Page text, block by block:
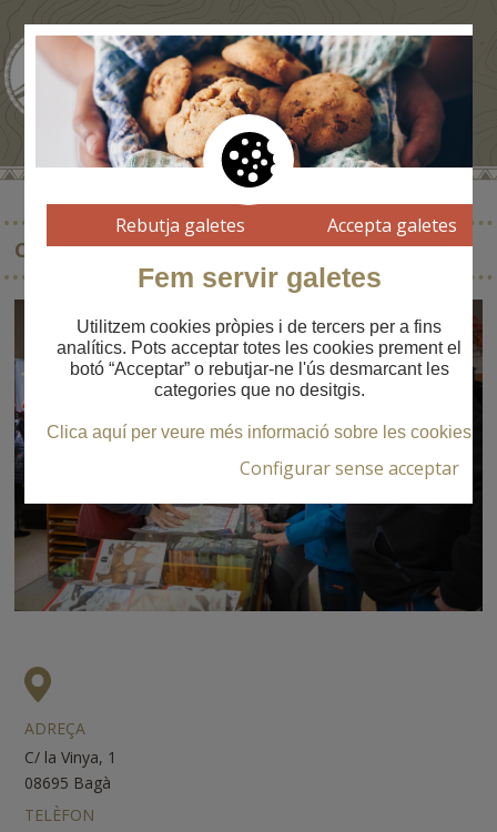
CENTRE DEL PARC NATURAL CADÍ-MOIXERÓ
ADREÇA
C/ la Vinya, 1
08695 Bagà
TELÈFON
Rebutja galetes Accepta galetes
Fem servir galetes
Utilitzem cookies pròpies i de tercers per a fins
analítics. Pots acceptar totes les cookies prement el
botó “Acceptar” o rebutjar-ne l'ús desmarcant les
categories que no desitgis.
Clica aquí per veure més informació sobre les cookies
Configurar sense acceptar